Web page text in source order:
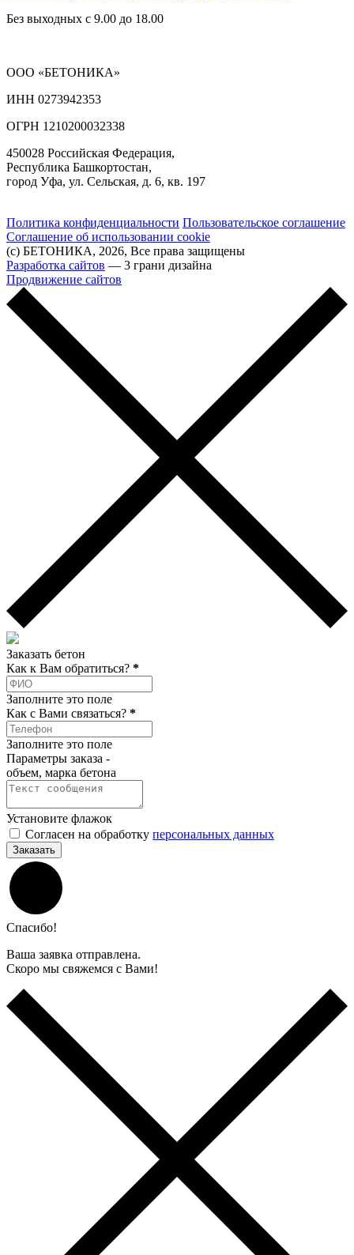
Без выходных с 9.00 до 18.00
ООО «БЕТОНИКА»
ИНН 0273942353
ОГРН 1210200032338
450028 Российская Федерация,
Республика Башкортостан,
город Уфа, ул. Сельская, д. 6, кв. 197
Политика конфиденциальности Пользовательское соглашение
Соглашение об использовании cookie
(с) БЕТОНИКА, 2026, Все права защищены
Разработка сайтов — 3 грани дизайна
Продвижение сайтов
Заказать бетон
Как к Вам обратиться? *
Заполните это поле
Как c Вами связаться? *
Заполните это поле
Параметры заказа -
объем, марка бетона
Установите флажок
Согласен на обработку персональных данных
Заказать
Спасибо!
Ваша заявка отправлена.
Скоро мы свяжемся с Вами!